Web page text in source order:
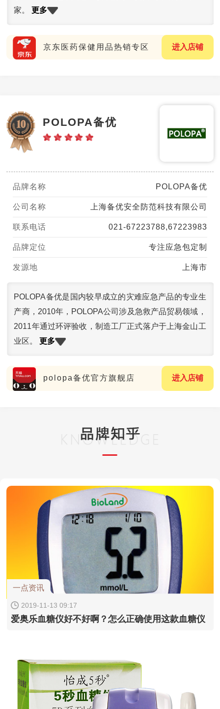
家。更多
京东医药保健用品热销专区 进入店铺
POLOPA备优
品牌名称 POLOPA备优
公司名称 上海备优安全防范科技有限公司
联系电话 021-67223788,67223983
品牌定位 专注应急包定制
发源地 上海市
POLOPA备优是国内较早成立的灾难应急产品的专业生
产商，2010年，POLOPA公司涉及急救产品贸易领域，
2011年通过环评验收，制造工厂正式落户于上海金山工
业区。更多
polopa备优官方旗舰店 进入店铺
一点资讯
2019-11-13 09:17
爱奥乐血糖仪好不好啊？怎么正确使用这款血糖仪